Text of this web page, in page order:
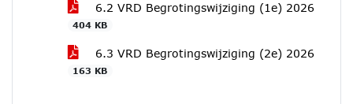
6.2 VRD Begrotingswijziging (1e) 2026
404 KB
6.3 VRD Begrotingswijziging (2e) 2026
163 KB